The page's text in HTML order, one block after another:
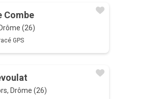
Combe
(26)
GPS
Drôme (26)